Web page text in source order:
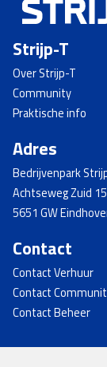
Strijp-T
Over Strijp-T
Community
Praktische info
Adres
Bedrijvenpark
Achtseweg Zuid
5651 GW
Contact
Contact Verhuur
Contact
Contact Beheer